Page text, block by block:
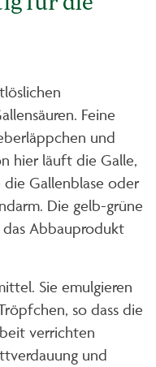
für die
Feine
und
hier läuft die Galle,
die Gallenblase oder
Die gelb-grüne
Abbauprodukt
Sie emulgieren
so dass die
verrichten
und